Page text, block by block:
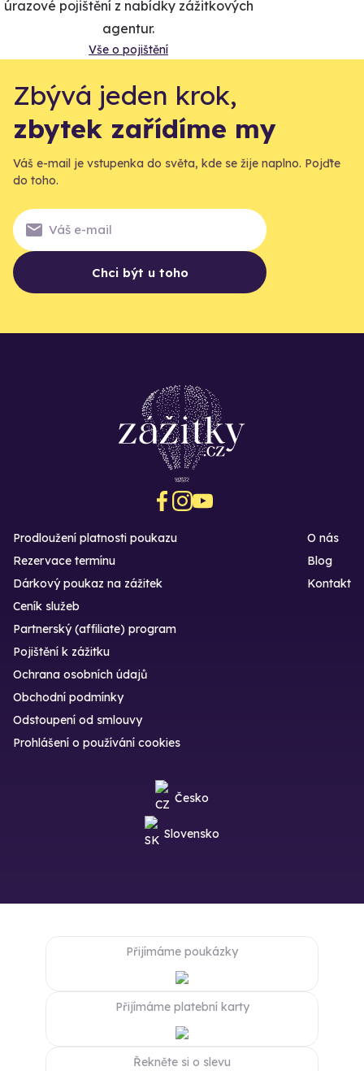
úrazové pojištění z nabídky zážitkových
agentur.
Vše o pojištění
Zbývá jeden krok,
zbytek zařídíme my
Váš e-mail je vstupenka do světa, kde se žije naplno. Pojďte
do toho.
Chci být u toho
Prodloužení platnosti poukazu
Rezervace termínu
Dárkový poukaz na zážitek
O nás
Blog
Kontakt
Ceník služeb
Partnerský (affiliate) program
Pojištění k zážitku
Ochrana osobních údajů
Obchodní podmínky
Odstoupení od smlouvy
Prohlášení o používání cookies
Česko
Slovensko
Přijímáme poukázky
Přijímáme platební karty
Řekněte si o slevu